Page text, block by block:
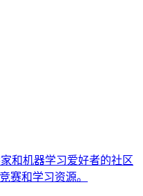
和机器学习爱好者的社区
赛和学习资源。